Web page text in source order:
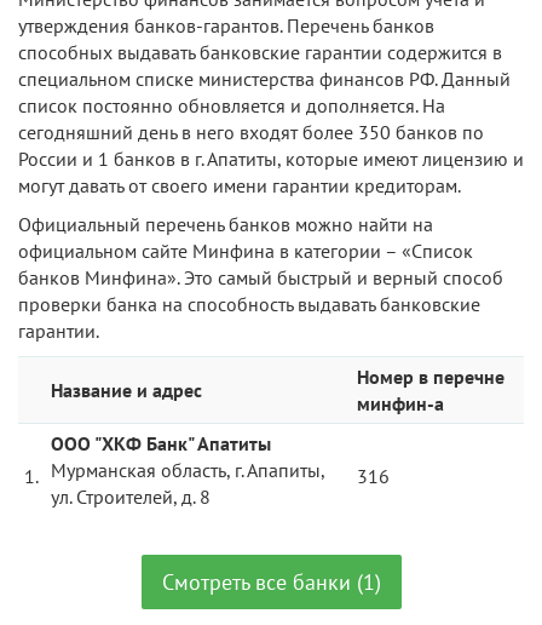
утверждения банков-гарантов. Перечень банков
способных выдавать банковские гарантии содержится в
специальном списке министерства финансов РФ. Данный
список постоянно обновляется и дополняется. На
сегодняшний день в него входят более 350 банков по
России и 1 банков в г. Апатиты, которые имеют лицензию и
могут давать от своего имени гарантии кредиторам.
Официальный перечень банков можно найти на
официальном сайте Минфина в категории – «Список
банков Минфина». Это самый быстрый и верный способ
проверки банка на способность выдавать банковские
гарантии.
Название и адрес
Номер в перечне
минфин-а
1.
ООО "ХКФ Банк" Апатиты
Мурманская область, г. Апапиты,
ул. Строителей, д. 8
316
Смотреть все банки (1)